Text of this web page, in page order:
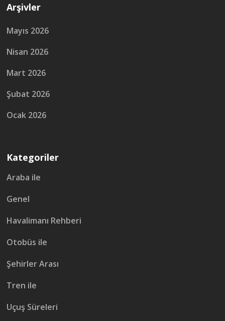
Arşivler
Mayıs 2026
Nisan 2026
Mart 2026
Şubat 2026
Ocak 2026
Kategoriler
Araba ile
Genel
Havalimanı Rehberi
Otobüs ile
Şehirler Arası
Tren ile
Uçuş Süreleri